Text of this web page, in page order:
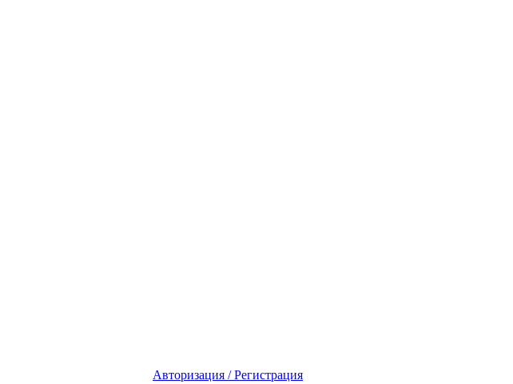
Авторизация / Регистрация